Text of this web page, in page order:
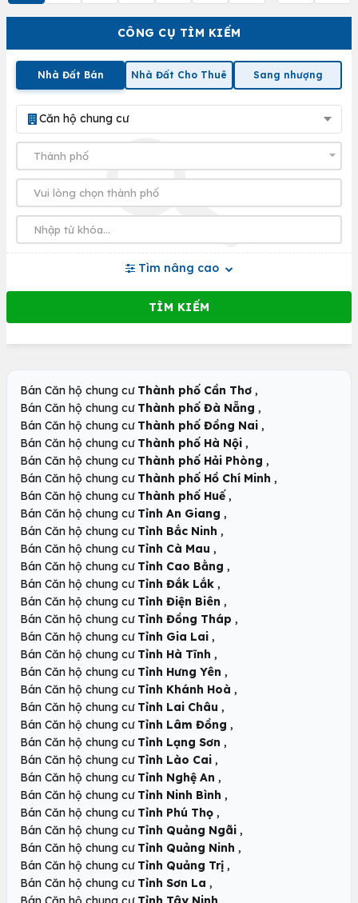
CÔNG CỤ TÌM KIẾM
Nhà Đất Bán Nhà Đất Cho Thuê Sang nhượng
Căn hộ chung cư
Tìm nâng cao
Bán Căn hộ chung cư Thành phố Cần Thơ ,
Bán Căn hộ chung cư Thành phố Đà Nẵng ,
Bán Căn hộ chung cư Thành phố Đồng Nai ,
Bán Căn hộ chung cư Thành phố Hà Nội ,
Bán Căn hộ chung cư Thành phố Hải Phòng ,
Bán Căn hộ chung cư Thành phố Hồ Chí Minh ,
Bán Căn hộ chung cư Thành phố Huế ,
Bán Căn hộ chung cư Tỉnh An Giang ,
Bán Căn hộ chung cư Tỉnh Bắc Ninh ,
Bán Căn hộ chung cư Tỉnh Cà Mau ,
Bán Căn hộ chung cư Tỉnh Cao Bằng ,
Bán Căn hộ chung cư Tỉnh Đắk Lắk ,
Bán Căn hộ chung cư Tỉnh Điện Biên ,
Bán Căn hộ chung cư Tỉnh Đồng Tháp ,
Bán Căn hộ chung cư Tỉnh Gia Lai ,
Bán Căn hộ chung cư Tỉnh Hà Tĩnh ,
Bán Căn hộ chung cư Tỉnh Hưng Yên ,
Bán Căn hộ chung cư Tỉnh Khánh Hoà ,
Bán Căn hộ chung cư Tỉnh Lai Châu ,
Bán Căn hộ chung cư Tỉnh Lâm Đồng ,
Bán Căn hộ chung cư Tỉnh Lạng Sơn ,
Bán Căn hộ chung cư Tỉnh Lào Cai ,
Bán Căn hộ chung cư Tỉnh Nghệ An ,
Bán Căn hộ chung cư Tỉnh Ninh Bình ,
Bán Căn hộ chung cư Tỉnh Phú Thọ ,
Bán Căn hộ chung cư Tỉnh Quảng Ngãi ,
Bán Căn hộ chung cư Tỉnh Quảng Ninh ,
Bán Căn hộ chung cư Tỉnh Quảng Trị ,
Bán Căn hộ chung cư Tỉnh Sơn La ,